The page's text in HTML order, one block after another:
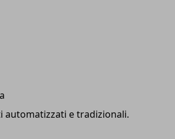
automatizzati e tradizionali.